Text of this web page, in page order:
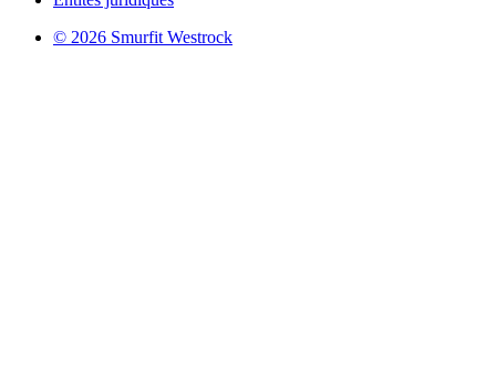
© 2026 Smurfit Westrock